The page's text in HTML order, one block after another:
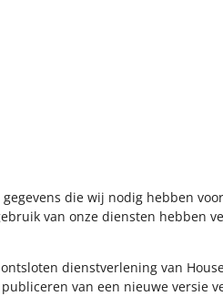
die wij nodig hebben
van onze diensten hebben
dienstverlening van
van een nieuwe versie